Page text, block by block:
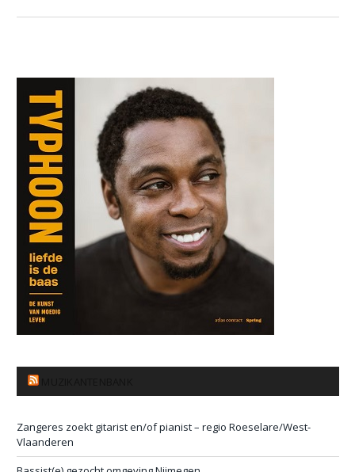
Zangeres zoekt gitarist en/of pianist – regio Roeselare/West-
Vlaanderen